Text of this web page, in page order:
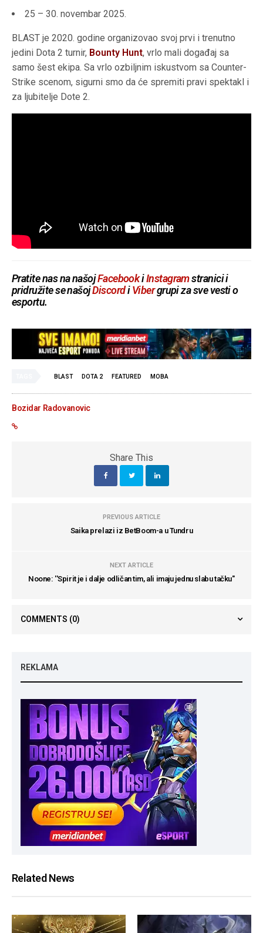
25 – 30. novembar 2025.
BLAST je 2020. godine organizovao svoj prvi i trenutno
jedini Dota 2 turnir, Bounty Hunt, vrlo mali događaj sa
samo šest ekipa. Sa vrlo ozbiljnim iskustvom sa Counter-
Strike scenom, sigurni smo da će spremiti pravi spektakl i
za ljubitelje Dote 2.
Pratite nas na našojFacebookiInstagramstranici i
pridružite se našojDiscordiVibergrupi za sve vesti o
esportu.
BLAST DOTA 2 FEATURED MOBA
Bozidar Radovanovic
Share This
PREVIOUS ARTICLE
Saika prelazi iz BetBoom-a u Tundru
NEXT ARTICLE
Noone: ''Spirit je i dalje odličan tim, ali imaju jednu slabu tačku''
COMMENTS (0)
REKLAMA
Related News